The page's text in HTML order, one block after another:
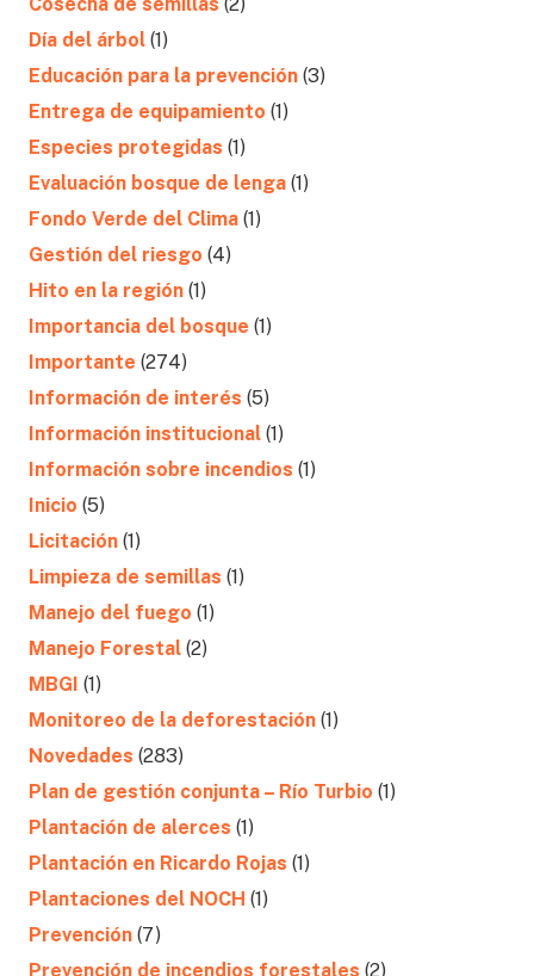
Día del árbol (1)
Educación para la prevención (3)
Entrega de equipamiento (1)
Especies protegidas (1)
Evaluación bosque de lenga (1)
Fondo Verde del Clima (1)
Gestión del riesgo (4)
Hito en la región (1)
Importancia del bosque (1)
Importante (274)
Información de interés (5)
Información institucional (1)
Información sobre incendios (1)
Inicio (5)
Licitación (1)
Limpieza de semillas (1)
Manejo del fuego (1)
Manejo Forestal (2)
MBGI (1)
Monitoreo de la deforestación (1)
Novedades (283)
Plan de gestión conjunta – Río Turbio (1)
Plantación de alerces (1)
Plantación en Ricardo Rojas (1)
Plantaciones del NOCH (1)
Prevención (7)
Prevención de incendios forestales (2)